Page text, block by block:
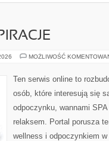
MOŻLIWOŚĆ
Ten serwis online to
osób, które interesują się
odpoczynku, wannami
relaksem. Portal porusza
wellness i odpoczynkiem